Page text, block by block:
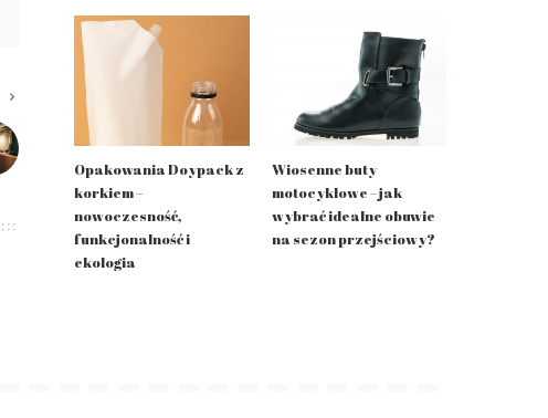
Opakowania Doypack z
korkiem –
nowoczesność,
funkcjonalność i
ekologia
Wiosenne buty
motocyklowe – jak
wybrać idealne obuwie
na sezon przejściowy?